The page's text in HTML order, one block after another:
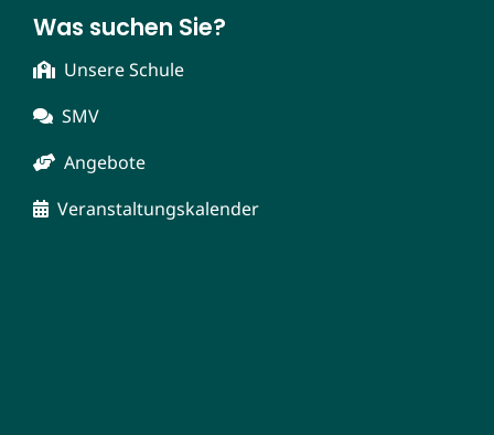
Was suchen Sie?
Unsere Schule
SMV
Angebote
Veranstaltungskalender